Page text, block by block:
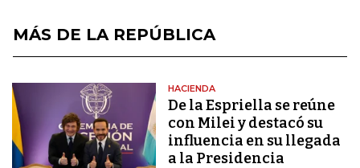
MÁS DE LA REPÚBLICA
HACIENDA
De la Espriella se reúne
con Milei y destacó su
influencia en su llegada
a la Presidencia